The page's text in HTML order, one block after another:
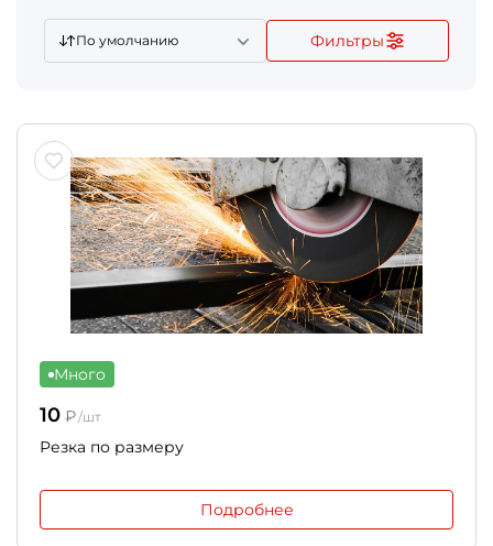
По умолчанию Фильтры
Много
10 ₽/шт
Резка по размеру
Подробнее